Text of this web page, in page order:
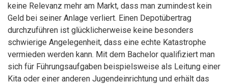
keine Relevanz mehr am Markt, dass man zumindest kein
Geld bei seiner Anlage verliert. Einen Depotübertrag
durchzuführen ist glücklicherweise keine besonders
schwierige Angelegenheit, dass eine echte Katastrophe
vermieden werden kann. Mit dem Bachelor qualifiziert man
sich für Führungsaufgaben beispielsweise als Leitung einer
Kita oder einer anderen Jugendeinrichtung und erhält das